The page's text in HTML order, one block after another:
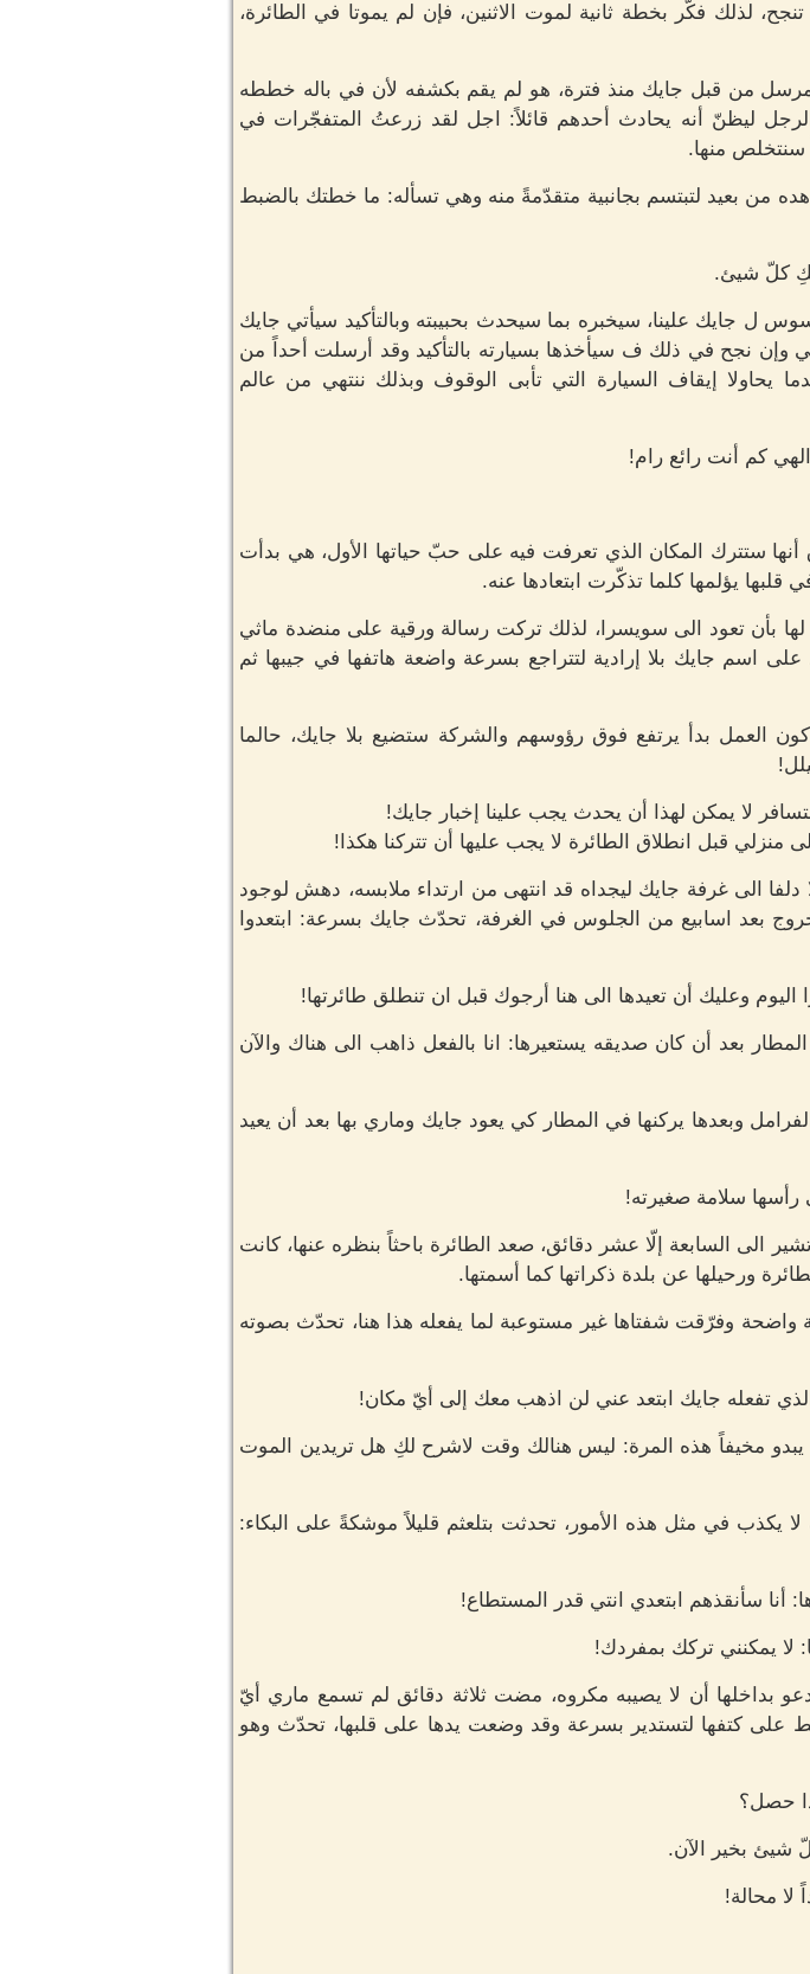
لذلك فكّر بخطة ثانية لموت الاثنين، فإن لم يموتا في الطائرة،
من قبل جايك منذ فترة، هو لم يقم بكشفه لأن في باله خططه
ليظنّ أنه يحادث أحدهم قائلاً: اجل لقد زرعتُ المتفجّرات في
سنتخلص منها.
من بعيد لتبتسم بجانبية متقدّمةً منه وهي تسأله: ما خطتك بالضبط
لكِ كلّ شيئ.
ل جايك علينا، سيخبره بما سيحدث بحبيبته وبالتأكيد سيأتي جايك
وإن نجح في ذلك ف سيأخذها بسيارته بالتأكيد وقد أرسلت أحداً من
يحاولا إيقاف السيارة التي تأبى الوقوف وبذلك ننتهي من عالم
كم أنت رائع رام!
ستترك المكان الذي تعرفت فيه على حبّ حياتها الأول، هي بدأت
يؤلمها كلما تذكّرت ابتعادها عنه.
بأن تعود الى سويسرا، لذلك تركت رسالة ورقية على منضدة ماثي
اسم جايك بلا إرادية لتتراجع بسرعة واضعة هاتفها في جيبها ثم
العمل بدأ يرتفع فوق رؤوسهم والشركة ستضيع بلا جايك، حالما
لا يمكن لهذا أن يحدث يجب علينا إخبار جايك!
قبل انطلاق الطائرة لا يجب عليها أن تتركنا هكذا!
دلفا الى غرفة جايك ليجداه قد انتهى من ارتداء ملابسه، دهش لوجود
بعد اسابيع من الجلوس في الغرفة، تحدّث جايك بسرعة: ابتعدوا
وعليك أن تعيدها الى هنا أرجوك قبل ان تنطلق طائرتها!
بعد أن كان صديقه يستعيرها: انا بالفعل ذاهب الى هناك والآن
وبعدها يركنها في المطار كي يعود جايك وماري بها بعد أن يعيد
رأسها سلامة صغيرته!
الى السابعة إلّا عشر دقائق، صعد الطائرة باحثاً بنظره عنها، كانت
ورحيلها عن بلدة ذكراتها كما أسمتها.
وفرّقت شفتاها غير مستوعبة لما يفعله هذا هنا، تحدّث بصوته
تفعله جايك ابتعد عني لن اذهب معك إلى أيّ مكان!
مخيفاً هذه المرة: ليس هنالك وقت لاشرح لكِ هل تريدين الموت
في مثل هذه الأمور، تحدثت بتلعثم قليلاً موشكةً على البكاء:
أنا سأنقذهم ابتعدي انتي قدر المستطاع!
لا يمكنني تركك بمفردك!
بداخلها أن لا يصيبه مكروه، مضت ثلاثة دقائق لم تسمع ماري أيّ
على كتفها لتستدير بسرعة وقد وضعت يدها على قلبها، تحدّث وهو
حصل؟
شيئ بخير الآن.
لا محالة!